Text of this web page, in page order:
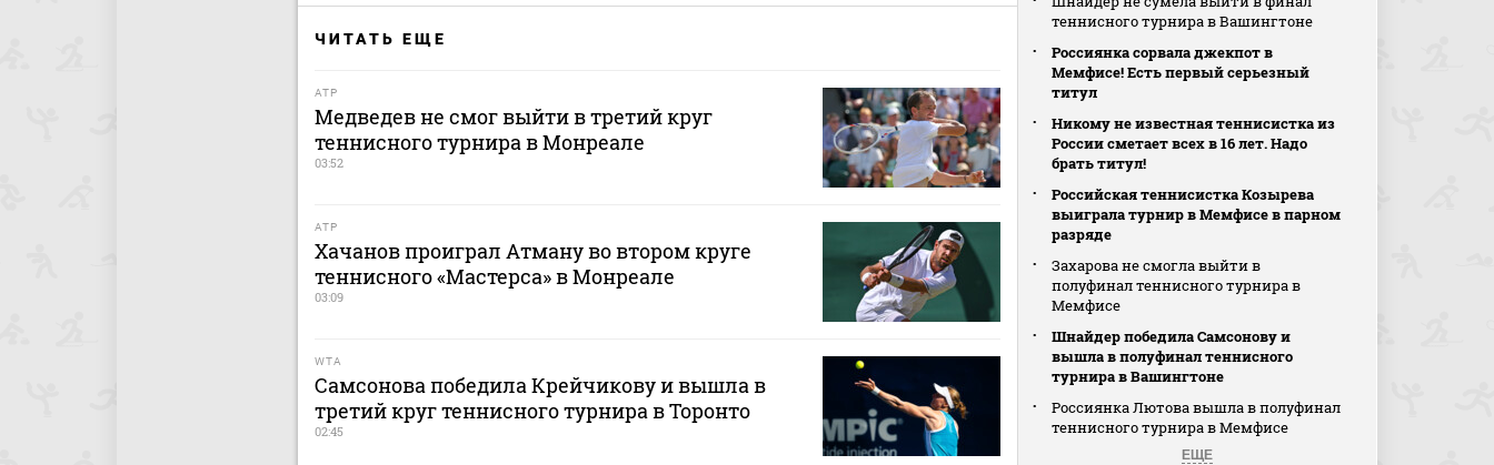
ЧИТАТЬ ЕЩЕ
ATP
Медведев не смог выйти в третий круг
теннисного турнира в Монреале
03:52
ATP
Хачанов проиграл Атману во втором круге
теннисного «Мастерса» в Монреале
03:09
WTA
Самсонова победила Крейчикову и вышла в
третий круг теннисного турнира в Торонто
02:45
теннисного турнира в Вашингтоне
Россиянка сорвала джекпот в
Мемфисе! Есть первый серьезный
титул
Никому не известная теннисистка из
России сметает всех в 16 лет. Надо
брать титул!
Российская теннисистка Козырева
выиграла турнир в Мемфисе в парном
разряде
Захарова не смогла выйти в
полуфинал теннисного турнира в
Мемфисе
Шнайдер победила Самсонову и
вышла в полуфинал теннисного
турнира в Вашингтоне
Россиянка Лютова вышла в полуфинал
теннисного турнира в Мемфисе
ЕЩЕ